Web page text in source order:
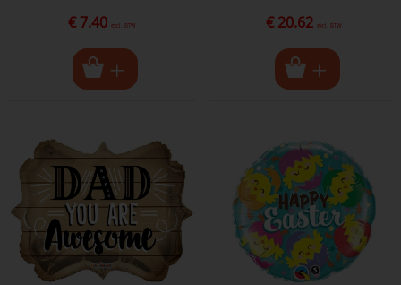
€ 7.40 excl. BTW € 20.62 excl. BTW